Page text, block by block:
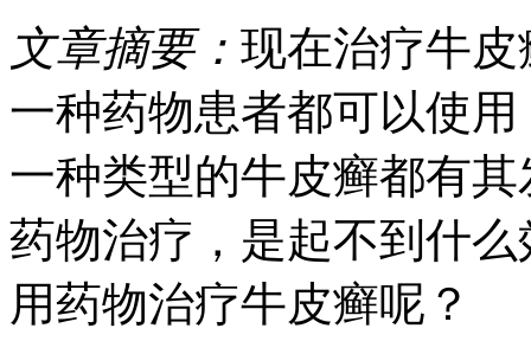
文章摘要： 现在治疗牛
一种药物患者都可以使
一种类型的牛皮癣都有
药物治疗，是起不到什
用药物治疗牛皮癣呢？